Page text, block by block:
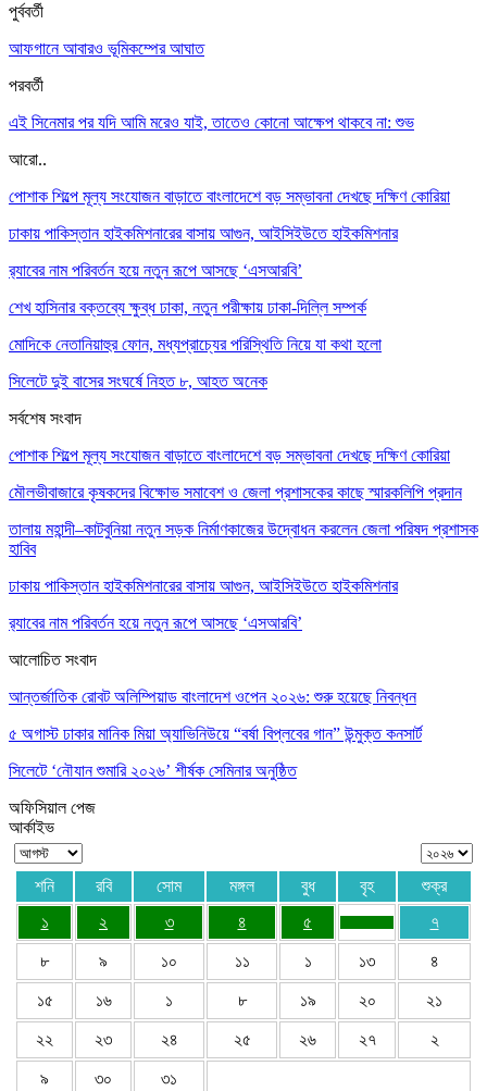
পুর্ববর্তী
আফগানে আবারও ভূমিকম্পের আঘাত
পরবর্তী
এই সিনেমার পর যদি আমি মরেও যাই, তাতেও কোনো আক্ষেপ থাকবে না: শুভ
আরো..
পোশাক শিল্পে মূল্য সংযোজন বাড়াতে বাংলাদেশে বড় সম্ভাবনা দেখছে দক্ষিণ কোরিয়া
ঢাকায় পাকিস্তান হাইকমিশনারের বাসায় আগুন, আইসিইউতে হাইকমিশনার
র‌্যাবের নাম পরিবর্তন হয়ে নতুন রূপে আসছে ‘এসআরবি’
শেখ হাসিনার বক্তব্যে ক্ষুব্ধ ঢাকা, নতুন পরীক্ষায় ঢাকা-দিল্লি সম্পর্ক
মোদিকে নেতানিয়াহুর ফোন, মধ্যপ্রাচ্যের পরিস্থিতি নিয়ে যা কথা হলো
সিলেটে দুই বাসের সংঘর্ষে নিহত ৮, আহত অনেক
সর্বশেষ সংবাদ
পোশাক শিল্পে মূল্য সংযোজন বাড়াতে বাংলাদেশে বড় সম্ভাবনা দেখছে দক্ষিণ কোরিয়া
মৌলভীবাজারে কৃষকদের বিক্ষোভ সমাবেশ ও জেলা প্রশাসকের কাছে স্মারকলিপি প্রদান
তালায় মহান্দী–কাটবুনিয়া নতুন সড়ক নির্মাণকাজের উদ্বোধন করলেন জেলা পরিষদ প্রশাসক
হাবিব
ঢাকায় পাকিস্তান হাইকমিশনারের বাসায় আগুন, আইসিইউতে হাইকমিশনার
র‌্যাবের নাম পরিবর্তন হয়ে নতুন রূপে আসছে ‘এসআরবি’
আলোচিত সংবাদ
আন্তর্জাতিক রোবট অলিম্পিয়াড বাংলাদেশ ওপেন ২০২৬: শুরু হয়েছে নিবন্ধন
৫ অগাস্ট ঢাকার মানিক মিয়া অ্যাভিনিউয়ে “বর্ষা বিপ্লবের গান” উন্মুক্ত কনসার্ট
সিলেটে ‘নৌযান শুমারি ২০২৬’ শীর্ষক সেমিনার অনুষ্ঠিত
অফিসিয়াল পেজ
আর্কাইভ
শনি রবি সোম মঙ্গল বুধ বৃহ
শুক্র
১
২ ৩ ৪ ৫ ৭
৮ ৯ ১০ ১১ ১ ১৩ ৪
১৫ ১৬ ১ ৮ ১৯ ২০ ২১
২২ ২৩ ২৪ ২৫ ২৬ ২৭ ২
৯ ৩০ ৩১